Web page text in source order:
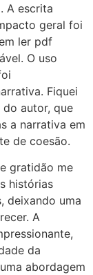
A escrita
geral foi
ler pdf
O uso
Fiquei
autor, que
a narrativa em
de coesão.
gratidão me
histórias
deixando uma
A
da
abordagem